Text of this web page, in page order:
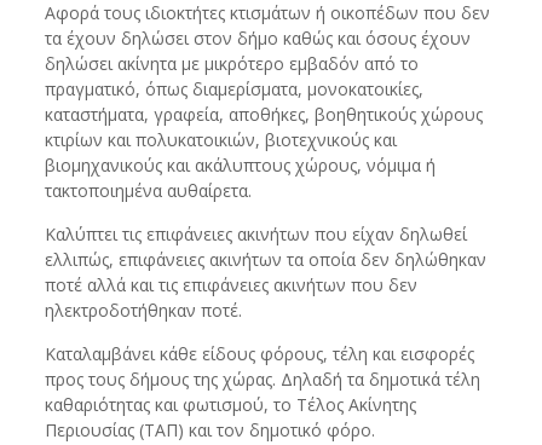
Αφορά τους ιδιοκτήτες κτισμάτων ή οικοπέδων που δεν
τα έχουν δηλώσει στον δήμο καθώς και όσους έχουν
δηλώσει ακίνητα με μικρότερο εμβαδόν από το
πραγματικό, όπως διαμερίσματα, μονοκατοικίες,
καταστήματα, γραφεία, αποθήκες, βοηθητικούς χώρους
κτιρίων και πολυκατοικιών, βιοτεχνικούς και
βιομηχανικούς και ακάλυπτους χώρους, νόμιμα ή
τακτοποιημένα αυθαίρετα.
Καλύπτει τις επιφάνειες ακινήτων που είχαν δηλωθεί
ελλιπώς, επιφάνειες ακινήτων τα οποία δεν δηλώθηκαν
ποτέ αλλά και τις επιφάνειες ακινήτων που δεν
ηλεκτροδοτήθηκαν ποτέ.
Καταλαμβάνει κάθε είδους φόρους, τέλη και εισφορές
προς τους δήμους της χώρας. Δηλαδή τα δημοτικά τέλη
καθαριότητας και φωτισμού, το Τέλος Ακίνητης
Περιουσίας (ΤΑΠ) και τον δημοτικό φόρο.